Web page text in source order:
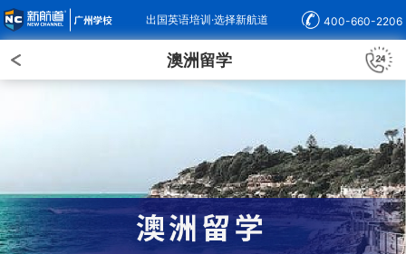
出国英语培训·选择新航道 400-660-2206
澳洲留学